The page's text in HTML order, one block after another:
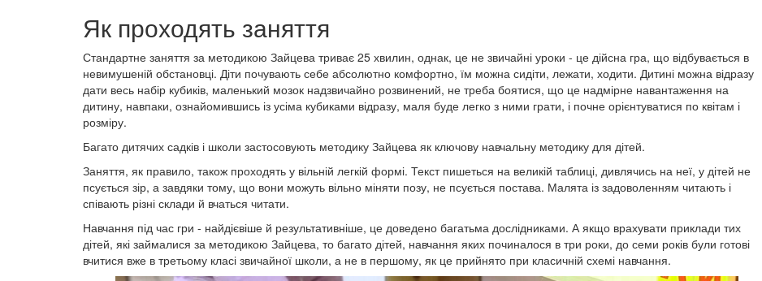
Як проходять заняття
Стандартне заняття за методикою Зайцева триває 25 хвилин, однак, це не звичайні уроки - це дійсна гра, що відбувається в
невимушеній обстановці. Діти почувають себе абсолютно комфортно, їм можна сидіти, лежати, ходити. Дитині можна відразу
дати весь набір кубиків, маленький мозок надзвичайно розвинений, не треба боятися, що це надмірне навантаження на
дитину, навпаки, ознайомившись із усіма кубиками відразу, маля буде легко з ними грати, і почне орієнтуватися по квітам і
розміру.
Багато дитячих садків і школи застосовують методику Зайцева як ключову навчальну методику для дітей.
Заняття, як правило, також проходять у вільній легкій формі. Текст пишеться на великій таблиці, дивлячись на неї, у дітей не
псується зір, а завдяки тому, що вони можуть вільно міняти позу, не псується постава. Малята із задоволенням читають і
співають різні склади й вчаться читати.
Навчання під час гри - найдієвіше й результативніше, це доведено багатьма дослідниками. А якщо врахувати приклади тих
дітей, які займалися за методикою Зайцева, то багато дітей, навчання яких починалося в три роки, до семи років були готові
вчитися вже в третьому класі звичайної школи, а не в першому, як це прийнято при класичній схемі навчання.